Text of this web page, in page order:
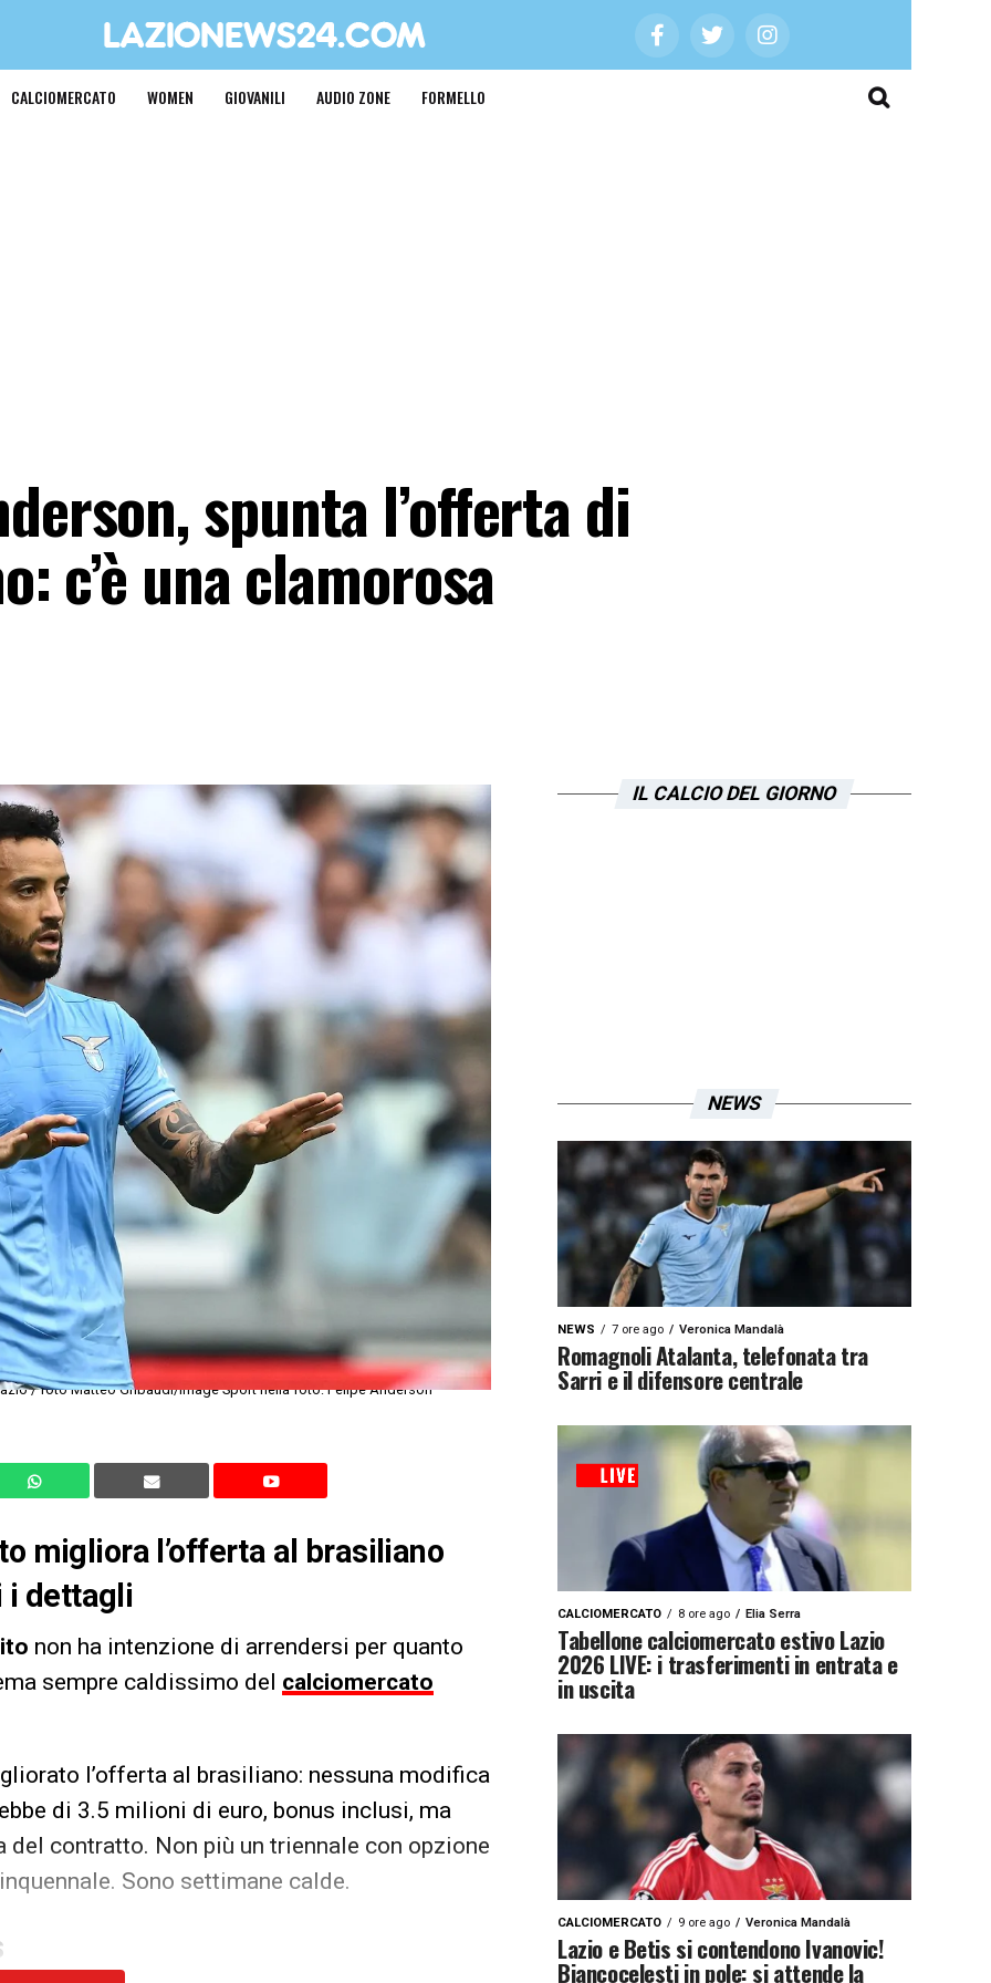
CALCIOMERCATO WOMEN GIOVANILI AUDIO ZONE FORMELLO
spunta l’offerta di
c’è una clamorosa
/ foto Matteo Gribaudi/Image Sport nella foto: Felipe Anderson
migliora l’offerta al brasiliano
i dettagli
non ha intenzione di arrendersi per quanto
sempre caldissimo del calciomercato
l’offerta al brasiliano: nessuna modifica
di 3.5 milioni di euro, bonus inclusi, ma
contratto. Non più un triennale con opzione
Sono settimane calde.
IL CALCIO DEL GIORNO
NEWS
NEWS 7 ore ago Veronica Mandalà
Romagnoli Atalanta, telefonata tra
Sarri e il difensore centrale
CALCIOMERCATO 8 ore ago Elia Serra
Tabellone calciomercato estivo Lazio
2026 LIVE: i trasferimenti in entrata e
in uscita
CALCIOMERCATO 9 ore ago Veronica Mandalà
Lazio e Betis si contendono Ivanovic!
Biancocelesti in pole: si attende la